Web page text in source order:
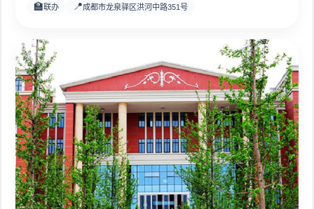
🏫联办 📍成都市龙泉驿区洪河中路351号